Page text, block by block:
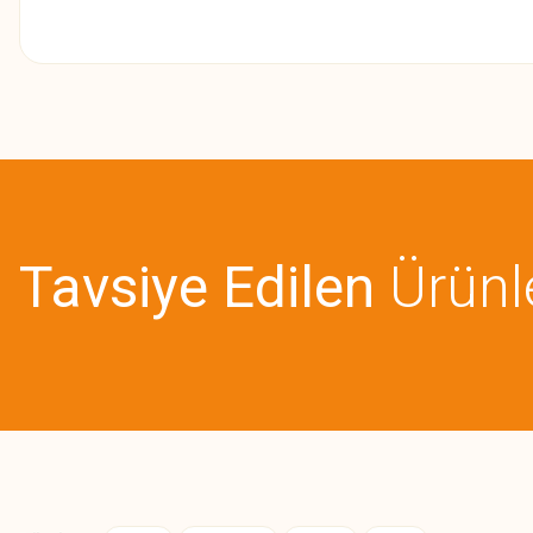
Ürün bilgilerinde hatalar bulunuyor.
Ürün fiyatı diğer sitelerden daha pahalı.
Tavsiye Edilen